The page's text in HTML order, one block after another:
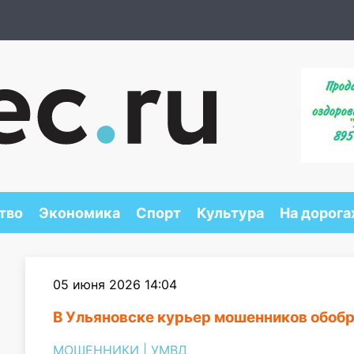
Экономика Спорт Культура На
05 июня 2026 14:04
В Ульяновске курьер мошенников
МОШЕННИКИ УМВД